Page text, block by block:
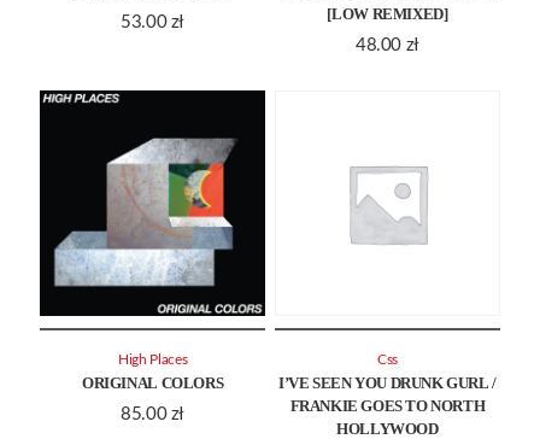
53.00 zł
[LOW REMIXED]
48.00 zł
ORIGINAL COLORS
85.00 zł
High Places
I’VE SEEN YOU DRUNK GURL /
FRANKIE GOES TO NORTH
HOLLYWOOD
Css